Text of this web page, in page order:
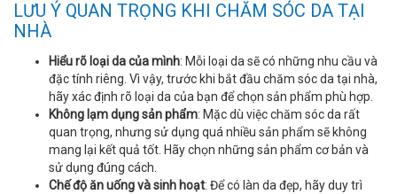
LƯU Ý QUAN TRỌNG KHI CHĂM SÓC DA TẠI
NHÀ
Hiểu rõ loại da của mình: Mỗi loại da sẽ có những nhu cầu và
đặc tính riêng. Vì vậy, trước khi bắt đầu chăm sóc da tại nhà,
hãy xác định rõ loại da của bạn để chọn sản phẩm phù hợp.
Không lạm dụng sản phẩm: Mặc dù việc chăm sóc da rất
quan trọng, nhưng sử dụng quá nhiều sản phẩm sẽ không
mang lại kết quả tốt. Hãy chọn những sản phẩm cơ bản và
sử dụng đúng cách.
Chế độ ăn uống và sinh hoạt: Để có làn da đẹp, hãy duy trì